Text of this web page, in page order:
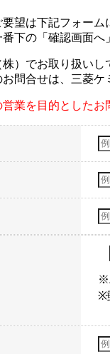
望は下記フォーム
下の「確認画面へ
）でお取り扱いし
問合せは、三菱ケ
業を目的としたお
※
※